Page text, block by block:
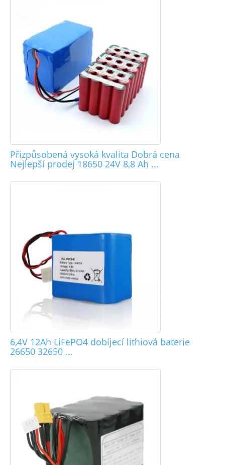
Přizpůsobená vysoká kvalita Dobrá cena
Nejlepší prodej 18650 24V 8,8 Ah ...
6,4V 12Ah LiFePO4 dobíjecí lithiová baterie
26650 32650 ...